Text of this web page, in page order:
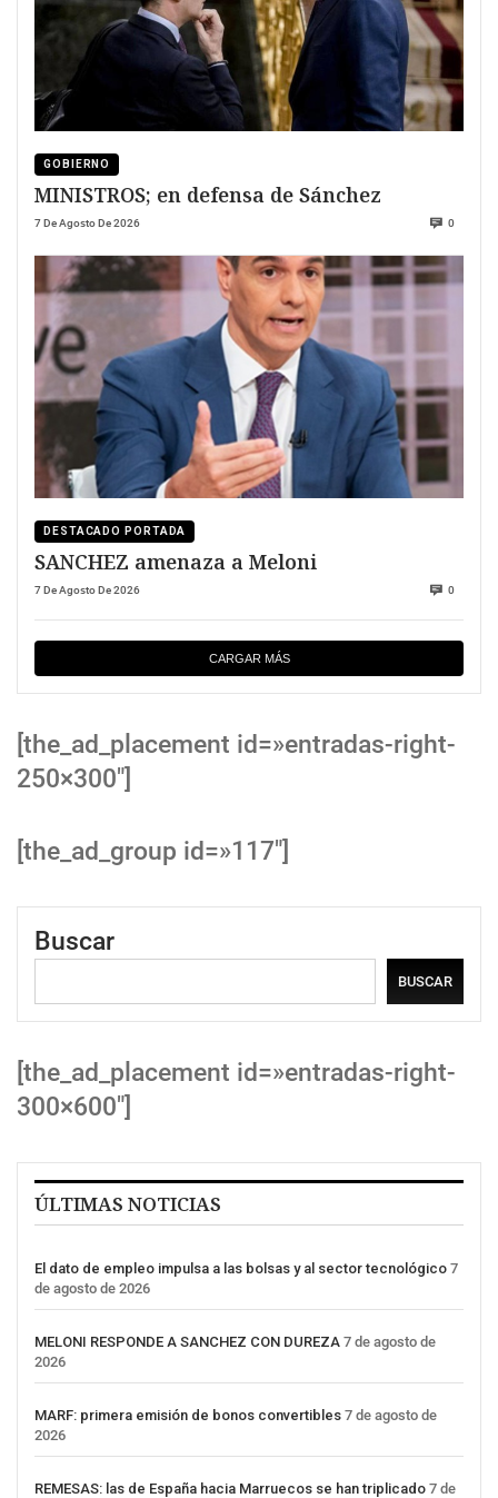
GOBIERNO
MINISTROS; en defensa de Sánchez
7 De Agosto De 2026 0
DESTACADO PORTADA
SANCHEZ amenaza a Meloni
7 De Agosto De 2026 0
CARGAR MÁS
[the_ad_placement id=»entradas-right-
250×300″]
[the_ad_group id=»117″]
Buscar
BUSCAR
[the_ad_placement id=»entradas-right-
300×600″]
ÚLTIMAS NOTICIAS
El dato de empleo impulsa a las bolsas y al sector tecnológico 7
de agosto de 2026
MELONI RESPONDE A SANCHEZ CON DUREZA 7 de agosto de
2026
MARF: primera emisión de bonos convertibles 7 de agosto de
2026
REMESAS: las de España hacia Marruecos se han triplicado 7 de